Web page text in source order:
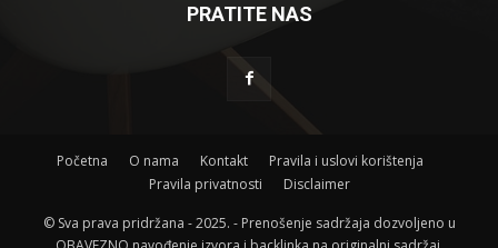
PRATITE NAS
Početna O nama Kontakt
Pravila i uslovi korištenja
Pravila privatnosti
Disclaimer
© Sva prava pridržana - 2025. - Prenošenje sadržaja dozvoljeno u